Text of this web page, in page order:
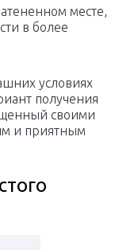
месте,
в более
условиях
получения
своими
и приятным